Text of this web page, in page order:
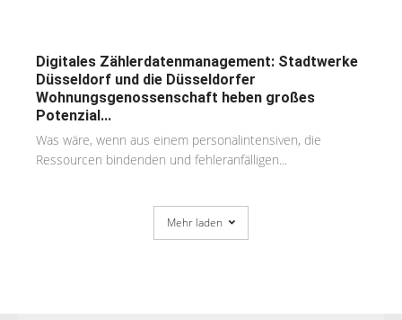
Digitales Zählerdatenmanagement: Stadtwerke
Düsseldorf und die Düsseldorfer
Wohnungsgenossenschaft heben großes
Potenzial...
Was wäre, wenn aus einem personalintensiven, die
Ressourcen bindenden und fehleranfälligen...
Mehr laden